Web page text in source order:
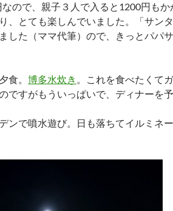
ので、親子３人で入ると1200円も
、とても楽しんでいました。「サン
した（ママ代筆）ので、きっとパパ
食。 博多水炊き 。これを食べたくて
すがもういっぱいで、ディナーを予
ンで噴水遊び。日も落ちてイルミネ